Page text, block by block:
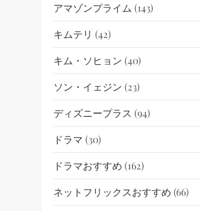
アマゾンプライム (143)
キムテリ (42)
キム・ソヒョン (40)
ソン・イェジン (23)
ディズニープラス (94)
ドラマ (30)
ドラマおすすめ (162)
ネットフリックスおすすめ (66)